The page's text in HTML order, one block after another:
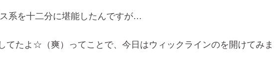
系を十二分に堪能したんですが…
てたよ☆（爽）ってことで、今日はウィックラインのを開けてみま